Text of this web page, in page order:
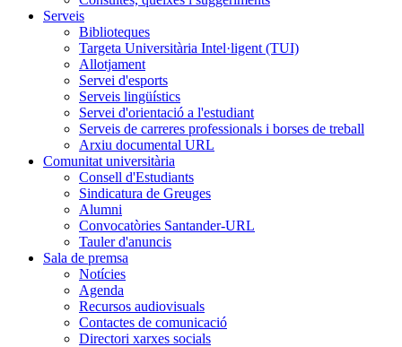
Serveis
Biblioteques
Targeta Universitària Intel·ligent (TUI)
Allotjament
Servei d'esports
Serveis lingüístics
Servei d'orientació a l'estudiant
Serveis de carreres professionals i borses de treball
Arxiu documental URL
Comunitat universitària
Consell d'Estudiants
Sindicatura de Greuges
Alumni
Convocatòries Santander-URL
Tauler d'anuncis
Sala de premsa
Notícies
Agenda
Recursos audiovisuals
Contactes de comunicació
Directori xarxes socials